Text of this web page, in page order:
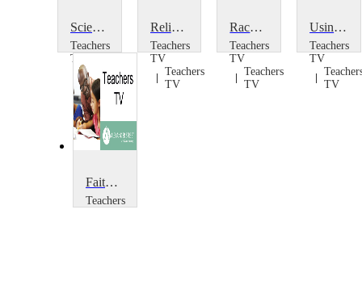
Science and Religion: Personhood
Teachers
TV
Teachers
TV
Religion in Schools
Teachers
TV
Teachers
TV
Race and Religion
Teachers
TV
Teachers
TV
Using Science in Religion
Teachers
TV
TV
Faith and Form: Exploring the Physical Aspects of Religion
Teachers